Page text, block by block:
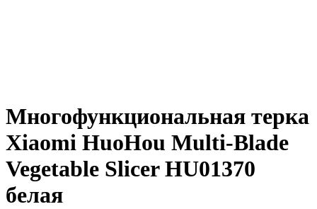
Многофункциональная терка
Xiaomi HuoHou Multi-Blade
Vegetable Slicer HU01370
белая